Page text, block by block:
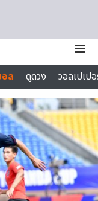
menu
ล ดูดวง
วอลเปเป